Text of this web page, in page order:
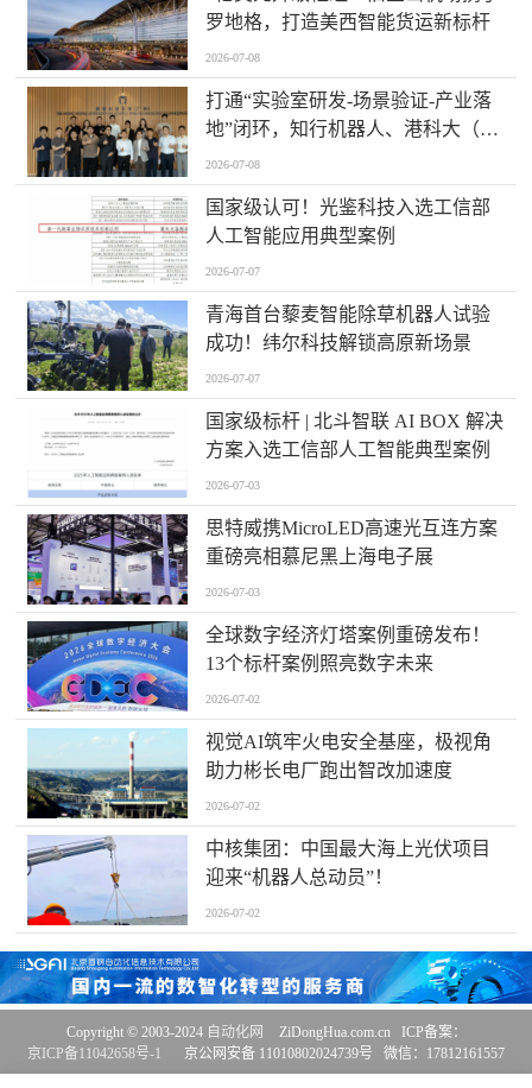
罗地格，打造美西智能货运新标杆
2026-07-08
打通“实验室研发-场景验证-产业落
地”闭环，知行机器人、港科大（广
州）、北京粤电三方联合解锁城市
服务机器人规模化应用
2026-07-08
国家级认可！光鉴科技入选工信部
人工智能应用典型案例
2026-07-07
青海首台藜麦智能除草机器人试验
成功！纬尔科技解锁高原新场景
2026-07-07
国家级标杆 | 北斗智联 AI BOX 解决
方案入选工信部人工智能典型案例
2026-07-03
思特威携MicroLED高速光互连方案
重磅亮相慕尼黑上海电子展
2026-07-03
全球数字经济灯塔案例重磅发布！
13个标杆案例照亮数字未来
2026-07-02
视觉AI筑牢火电安全基座，极视角
助力彬长电厂跑出智改加速度
2026-07-02
中核集团：中国最大海上光伏项目
迎来“机器人总动员”！
2026-07-02
Copyright © 2003-2024 自动化网
ZiDongHua.com.cn ICP备案：
京ICP备11042658号-1
京公网安备 11010802024739号 微信：17812161557